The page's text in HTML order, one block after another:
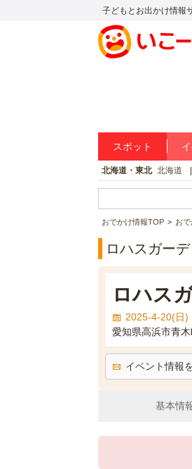
子どもとお出かけ情報
スポット
北海道・東北 北海道
おでかけ情報TOP お
ロハスガー
ロハス
2025-4-20(日)
愛知県高浜市青
イベント情報
基本情